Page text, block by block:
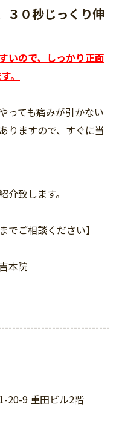
３０秒じっくり伸
いので、しっかり正面
。
っても痛みが引かない
りますので、すぐに当
致します。
でご相談ください】
本院
20-9 重田ビル2階